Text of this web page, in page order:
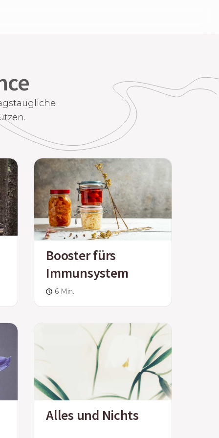
Booster fürs
Immunsystem
6 Min.
Alles und Nichts